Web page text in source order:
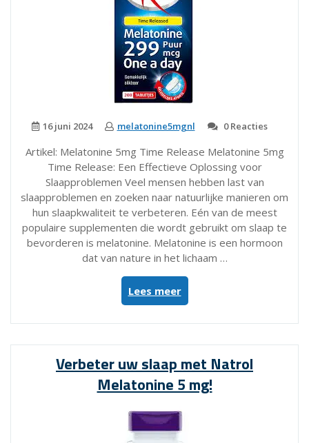
16 juni 2024 melatonine5mgnl 0 Reacties
Artikel: Melatonine 5mg Time Release Melatonine 5mg
Time Release: Een Effectieve Oplossing voor
Slaapproblemen Veel mensen hebben last van
slaapproblemen en zoeken naar natuurlijke manieren om
hun slaapkwaliteit te verbeteren. Eén van de meest
populaire supplementen die wordt gebruikt om slaap te
bevorderen is melatonine. Melatonine is een hormoon
dat van nature in het lichaam …
Lees meer“Verbeter
je
slaap
5mg
Time
Release
supplementen”
Verbeter uw slaap met Natrol
Melatonine 5 mg!